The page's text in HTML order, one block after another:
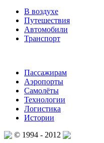
В воздухе
Путешествия
Автомобили
Транспорт
Пассажирам
Аэропорты
Самолёты
Технологии
Логистика
Истории
© 1994 - 2012